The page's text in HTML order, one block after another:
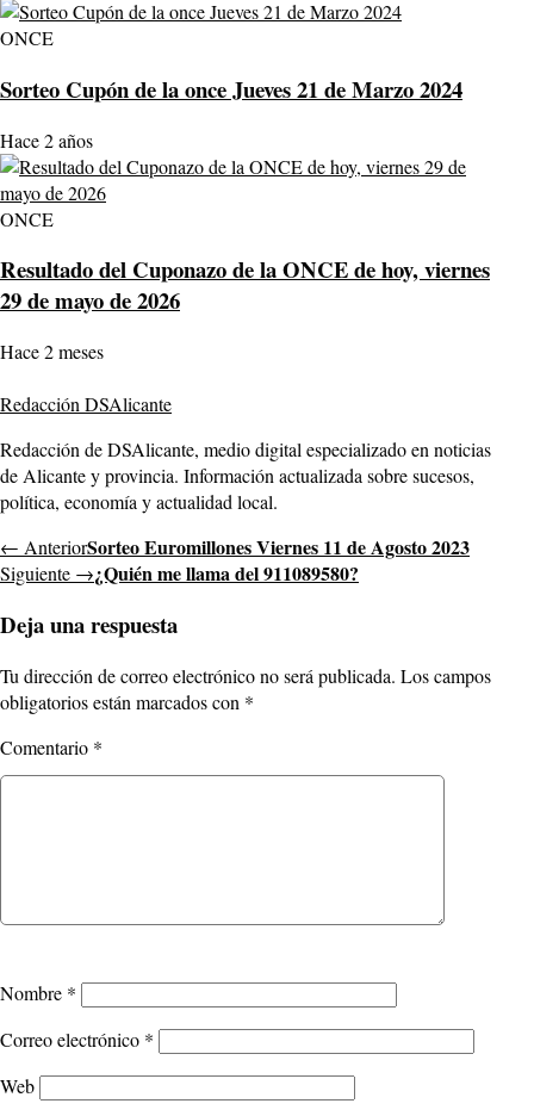
ONCE
Sorteo Cupón de la once Jueves 21 de Marzo 2024
Hace 2 años
ONCE
Resultado del Cuponazo de la ONCE de hoy, viernes
29 de mayo de 2026
Hace 2 meses
Redacción DSAlicante
Redacción de DSAlicante, medio digital especializado en noticias
de Alicante y provincia. Información actualizada sobre sucesos,
política, economía y actualidad local.
← AnteriorSorteo Euromillones Viernes 11 de Agosto 2023
Siguiente →¿Quién me llama del 911089580?
Deja una respuesta
Tu dirección de correo electrónico no será publicada. Los campos
obligatorios están marcados con *
Comentario *
Nombre *
Correo electrónico *
Web